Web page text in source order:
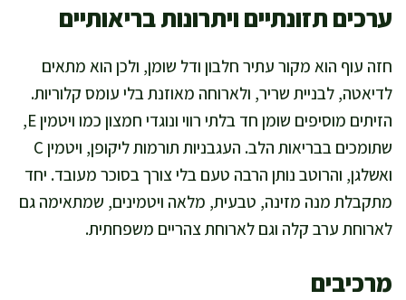
ערכים תזונתיים ויתרונות בריאותיים
חזה עוף הוא מקור עתיר חלבון ודל שומן, ולכן הוא מתאים
לדיאטה, לבניית שריר, ולארוחה מאוזנת בלי עומס קלוריות.
הזיתים מוסיפים שומן חד בלתי רווי ונוגדי חמצון כמו ויטמין E,
שתומכים בבריאות הלב. העגבניות תורמות ליקופן, ויטמין C
ואשלגן, והרוטב נותן הרבה טעם בלי צורך בסוכר מעובד. יחד
מתקבלת מנה מזינה, טבעית, מלאה ויטמינים, שמתאימה גם
לארוחת ערב קלה וגם לארוחת צהריים משפחתית.
מרכיבים